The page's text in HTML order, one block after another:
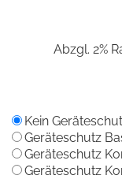
Abzgl. 2%
Kein
Geräteschutz
Geräteschutz
Geräteschutz